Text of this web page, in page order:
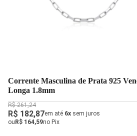
Corrente Masculina de Prata 925
Longa 1.8mm
R$ 261,24
R$ 182,87em até 6x sem juros
ouR$ 164,59no Pix